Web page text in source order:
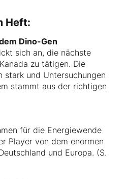
Heft:
Dino-Gen
sich an, die nächste
zu tätigen. Die
stark und Untersuchungen
stammt aus der richtigen
für die Energiewende
Player von dem enormen
und Europa. (S.